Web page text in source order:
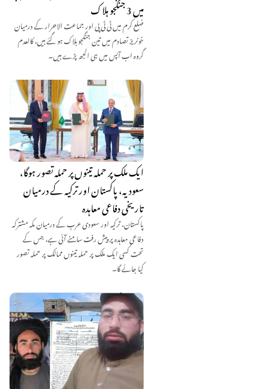
میں 3 جنگجو ہلاک
ضلع کرم میں ٹی ٹی پی اور جماعت الاحرار کے درمیان
خونریز تصادم میں تین جنگجو ہلاک ہو گئے ہیں، کالعدم
گروہ اب آپس میں ہی الجھ پڑے ہیں۔
ایک ملک پر حملہ تینوں پر حملہ تصور ہوگا،
سعودیہ، پاکستان اور ترکیہ کے درمیان
تاریخی دفاعی معاہدہ
پاکستان، ترکیہ اور سعودی عرب کے درمیان مکہ مشترکہ
دفاعی معاہدہ پر پیش رفت سامنے آئی ہے، جس کے
تحت کسی ایک ملک پر حملہ تینوں ممالک پر حملہ تصور
کیا جائے گا۔